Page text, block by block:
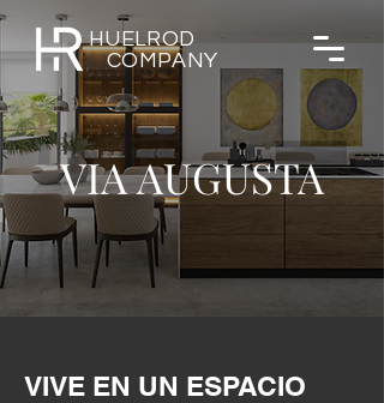
HUELROD
COMPANY
VIA AUGUSTA
VIVE EN UN ESPACIO